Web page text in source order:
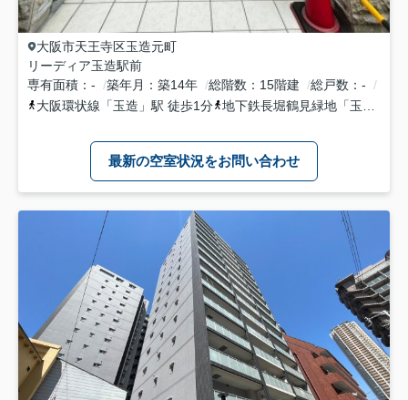
大阪市天王寺区玉造元町
リーディア玉造駅前
専有面積
- 築年月 築14年 総階数 15階建 総戸数
-
大阪環状線 「玉造 」駅 徒歩1分 地下鉄長堀鶴見緑地 「玉造
最新の空室状況をお問い合わせ